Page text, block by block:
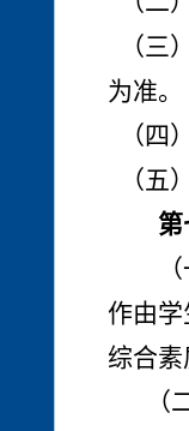
（三
为准。
（四
（五
第
作由
综合